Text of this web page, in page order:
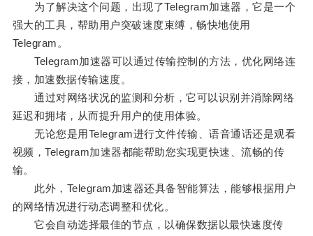
为了解决这个问题，出现了Telegram加速器，它是一个
强大的工具，帮助用户突破速度束缚，畅快地使用
Telegram。
Telegram加速器可以通过传输控制的方法，优化网络连
接，加速数据传输速度。
通过对网络状况的监测和分析，它可以识别并消除网络
延迟和拥堵，从而提升用户的使用体验。
无论您是用Telegram进行文件传输、语音通话还是观看
视频，Telegram加速器都能帮助您实现更快速、流畅的传
输。
此外，Telegram加速器还具备智能算法，能够根据用户
的网络情况进行动态调整和优化。
它会自动选择最佳的节点，以确保数据以最快速度传